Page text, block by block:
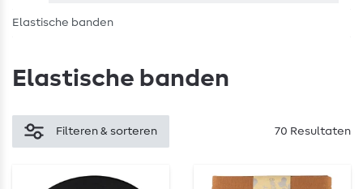
Elastische banden
Elastische banden
Filteren & sorteren 70 Resultaten